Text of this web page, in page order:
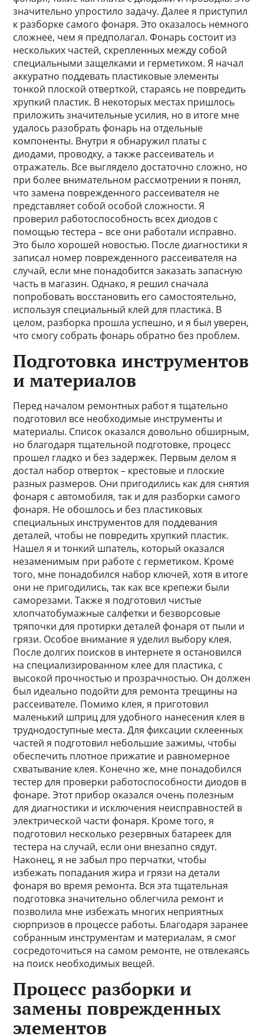
значительно упростило задачу. Далее я приступил
к разборке самого фонаря. Это оказалось немного
сложнее, чем я предполагал. Фонарь состоит из
нескольких частей, скрепленных между собой
специальными защелками и герметиком. Я начал
аккуратно поддевать пластиковые элементы
тонкой плоской отверткой, стараясь не повредить
хрупкий пластик. В некоторых местах пришлось
приложить значительные усилия, но в итоге мне
удалось разобрать фонарь на отдельные
компоненты. Внутри я обнаружил платы с
диодами, проводку, а также рассеиватель и
отражатель. Все выглядело достаточно сложно, но
при более внимательном рассмотрении я понял,
что замена поврежденного рассеивателя не
представляет собой особой сложности. Я
проверил работоспособность всех диодов с
помощью тестера – все они работали исправно.
Это было хорошей новостью. После диагностики я
записал номер поврежденного рассеивателя на
случай, если мне понадобится заказать запасную
часть в магазин. Однако, я решил сначала
попробовать восстановить его самостоятельно,
используя специальный клей для пластика. В
целом, разборка прошла успешно, и я был уверен,
что смогу собрать фонарь обратно без проблем.
Подготовка инструментов
и материалов
Перед началом ремонтных работ я тщательно
подготовил все необходимые инструменты и
материалы. Список оказался довольно обширным,
но благодаря тщательной подготовке, процесс
прошел гладко и без задержек. Первым делом я
достал набор отверток – крестовые и плоские
разных размеров. Они пригодились как для снятия
фонаря с автомобиля, так и для разборки самого
фонаря. Не обошлось и без пластиковых
специальных инструментов для поддевания
деталей, чтобы не повредить хрупкий пластик.
Нашел я и тонкий шпатель, который оказался
незаменимым при работе с герметиком. Кроме
того, мне понадобился набор ключей, хотя в итоге
они не пригодились, так как все крепежи были
саморезами. Также я подготовил чистые
хлопчатобумажные салфетки и безворсовые
тряпочки для протирки деталей фонаря от пыли и
грязи. Особое внимание я уделил выбору клея.
После долгих поисков в интернете я остановился
на специализированном клее для пластика, с
высокой прочностью и прозрачностью. Он должен
был идеально подойти для ремонта трещины на
рассеивателе. Помимо клея, я приготовил
маленький шприц для удобного нанесения клея в
труднодоступные места. Для фиксации склеенных
частей я подготовил небольшие зажимы, чтобы
обеспечить плотное прижатие и равномерное
схватывание клея. Конечно же, мне понадобился
тестер для проверки работоспособности диодов в
фонаре. Этот прибор оказался очень полезным
для диагностики и исключения неисправностей в
электрической части фонаря. Кроме того, я
подготовил несколько резервных батареек для
тестера на случай, если они внезапно сядут.
Наконец, я не забыл про перчатки, чтобы
избежать попадания жира и грязи на детали
фонаря во время ремонта. Вся эта тщательная
подготовка значительно облегчила ремонт и
позволила мне избежать многих неприятных
сюрпризов в процессе работы. Благодаря заранее
собранным инструментам и материалам, я смог
сосредоточиться на самом ремонте, не отвлекаясь
на поиск необходимых вещей.
Процесс разборки и
замены поврежденных
элементов